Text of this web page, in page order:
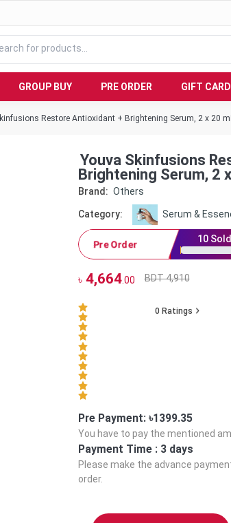
GROUP BUY PRE ORDER GIFT CARD
Restore Antioxidant + Brightening Serum, 2 x 20
Youva Skinfusions
Brightening Serum, 2
Brand: Others
Category: Serum &
Pre Order 10 Sold
৳4,664.00 BDT 4,910
0 Ratings
Pre Payment: ৳1399.35
You have to pay the mentioned
Payment Time : 3 days
Please make the advance
order.